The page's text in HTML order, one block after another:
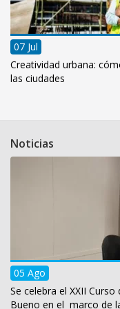
07 Jul
Creatividad urbana:
las ciudades
Noticias
05 Ago
Se celebra el XXII
Bueno en el marco de